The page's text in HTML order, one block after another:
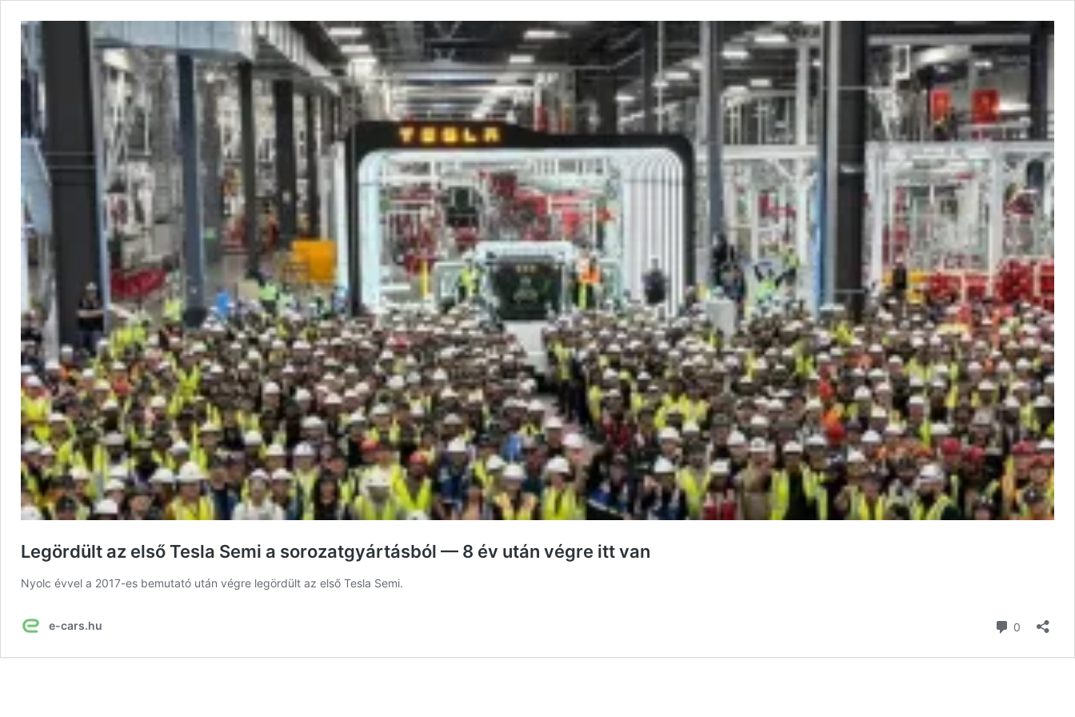
Legördült az első Tesla Semi a sorozatgyártásból — 8 év után végre itt van
Nyolc évvel a 2017-es bemutató után végre legördült az első Tesla Semi.
e-cars.hu 0